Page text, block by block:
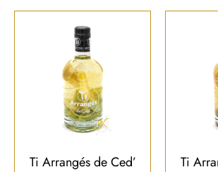
Ti Arrangés de Ced’
Ti